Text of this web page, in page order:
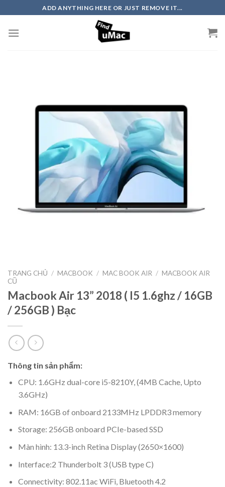
to
content
ADD ANYTHING HERE OR JUST REMOVE IT...
TRANG CHỦ / MACBOOK / MAC BOOK AIR / MACBOOK AIR
CŨ
Macbook Air 13” 2018 ( I5 1.6ghz / 16GB
/ 256GB ) Bạc
Thông tin sản phẩm:
CPU: 1.6GHz dual-core i5-8210Y, (4MB Cache, Upto
3.6GHz)
RAM: 16GB of onboard 2133MHz LPDDR3 memory
Storage: 256GB onboard PCIe-based SSD
Màn hình: 13.3-inch Retina Display (2650×1600)
Interface:2 Thunderbolt 3 (USB type C)
Connectivity: 802.11ac WiFi, Bluetooth 4.2